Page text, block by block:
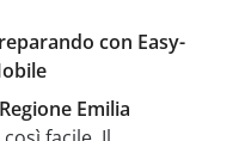
con Easy-
Emilia